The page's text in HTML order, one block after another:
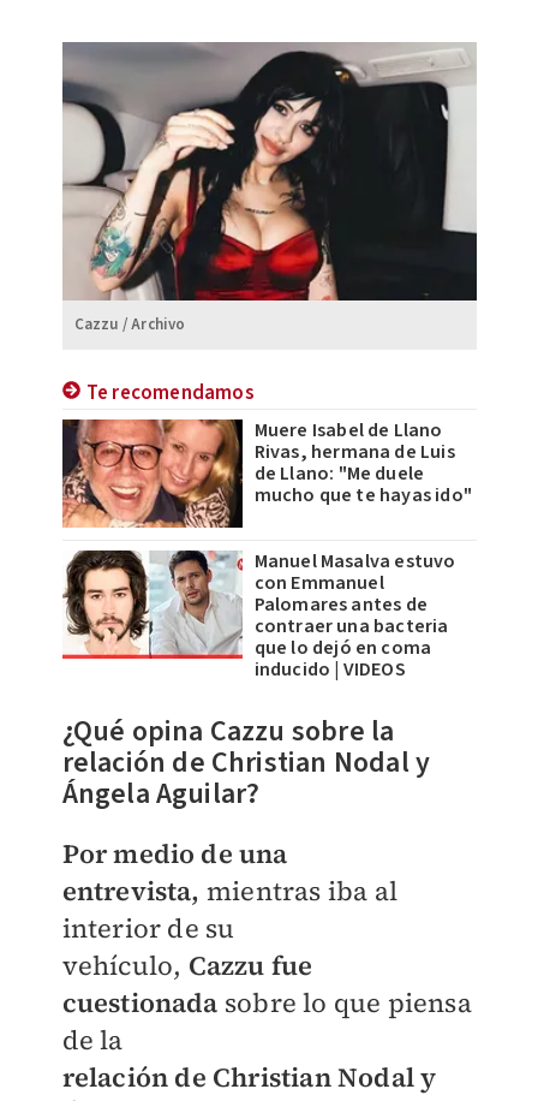
Cazzu / Archivo
Te recomendamos
Muere Isabel de Llano
Rivas, hermana de Luis
de Llano: "Me duele
mucho que te hayas ido"
Manuel Masalva estuvo
con Emmanuel
Palomares antes de
contraer una bacteria
que lo dejó en coma
inducido | VIDEOS
¿Qué opina Cazzu sobre la
relación de Christian Nodal y
Ángela Aguilar?
Por medio de una
entrevista, mientras iba al
interior de su
vehículo, Cazzu fue
cuestionada sobre lo que piensa
de la
relación de Christian Nodal y